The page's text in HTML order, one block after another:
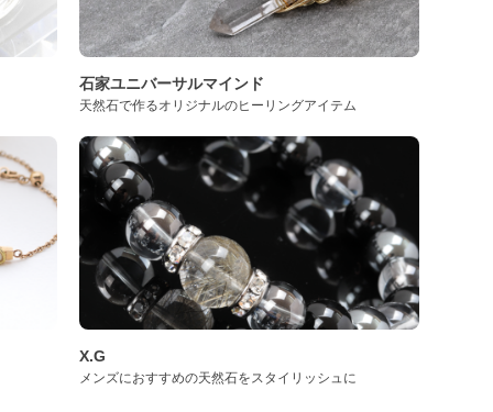
石家ユニバーサルマインド
天然石で作るオリジナルのヒーリングアイテム
X.G
メンズにおすすめの天然石をスタイリッシュに